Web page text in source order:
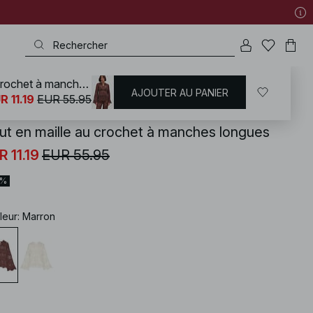
/ Tenues d'été Ensembles d'été
en maille au crochet à manches longues
11.19 EUR 55.95
: Marron
Haut en maille au crochet à manches longues
11.19 EUR 55.95 AJOUTER AU PANIER